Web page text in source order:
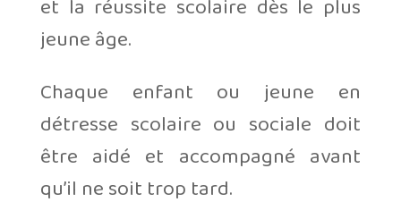
et la réussite scolaire dès le plus
jeune âge.
Chaque enfant ou jeune en
détresse scolaire ou sociale doit
être aidé et accompagné avant
qu’il ne soit trop tard.